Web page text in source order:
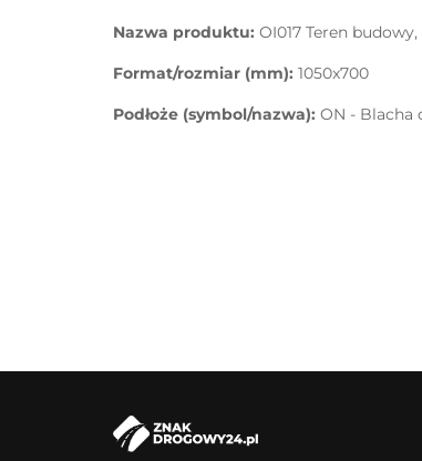
Nazwa produktu: OI017 Teren
Format/rozmiar (mm): 1050x700
Podłoże (symbol/nazwa): ON - Blacha